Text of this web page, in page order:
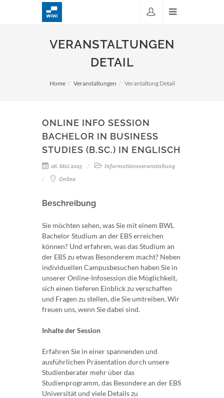
VERANSTALTUNGEN
DETAIL
Home Veranstaltungen Verantaltung Detail
ONLINE INFO SESSION
BACHELOR IN BUSINESS
STUDIES (B.SC.) IN ENGLISCH
06. Mai 2025
Informationsveranstaltung
Online
Beschreibung
Sie möchten sehen, was Sie mit einem BWL
Bachelor Studium an der EBS erreichen
können? Und erfahren, was das Studium an
der EBS zu etwas Besonderem macht? Neben
individuellen Campusbesuchen haben Sie in
unserer Online-Infosession die Möglichkeit,
sich einen tieferen Einblick zu verschaffen
und Fragen zu stellen, die Sie umtreiben. Wir
freuen uns, wenn Sie dabei sind.
Inhalte der Session
Erfahren Sie in einer spannenden und
ausführlichen Präsentation durch unsere
Studienberater mehr über das
Studienprogramm, das Besondere an der EBS
Universität und viele Details zu